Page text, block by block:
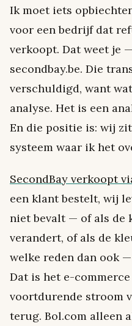
Ik moet iets
voor een bedrijf dat
verkoopt. Dat weet je
secondbay.be. Die
verschuldigd, want
analyse. Het is een
En die positie is: wij
systeem waar ik het
SecondBay verkoopt
een klant bestelt, wij
niet bevalt — of als de
verandert, of als de
welke reden dan ook
Dat is het e-
voortdurende stroom
terug. Bol.com alleen